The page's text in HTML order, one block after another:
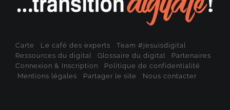
Carte Le café des experts
Team #jesuisdigital
Ressources du digital
Glossaire du digital
Partenaires
Connexion & Inscription
Politique de confidentialité
Mentions légales
Partager le site Nous contacter